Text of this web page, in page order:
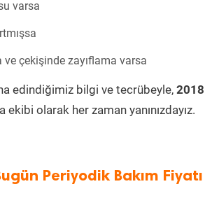
varsa
ve çekişinde zayıflama varsa
edindiğimiz bilgi ve tecrübeyle,
olarak her zaman yanınızdayız.
Periyodik Bakım